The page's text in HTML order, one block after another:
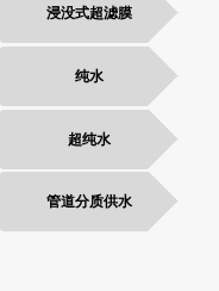
浸没式超滤膜
纯水
超纯水
管道分质供水